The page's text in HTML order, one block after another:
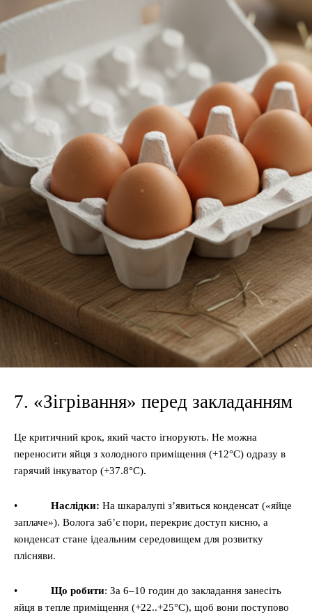
7. «Зігрівання» перед закладанням
Це критичний крок, який часто ігнорують. Не можна
переносити яйця з холодного приміщення (+12°C) одразу в
гарячий інкуватор (+37.8°C).
• Наслідки: На шкаралупі з’явиться конденсат («яйце
заплаче»). Волога заб’є пори, перекриє доступ кисню, а
конденсат стане ідеальним середовищем для розвитку
плісняви.
• Що робити: За 6–10 годин до закладання занесіть
яйця в тепле приміщення (+22..+25°C), щоб вони поступово